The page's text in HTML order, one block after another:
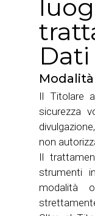
Il Titolare
sicurezza
non
Il
strumenti
modalità